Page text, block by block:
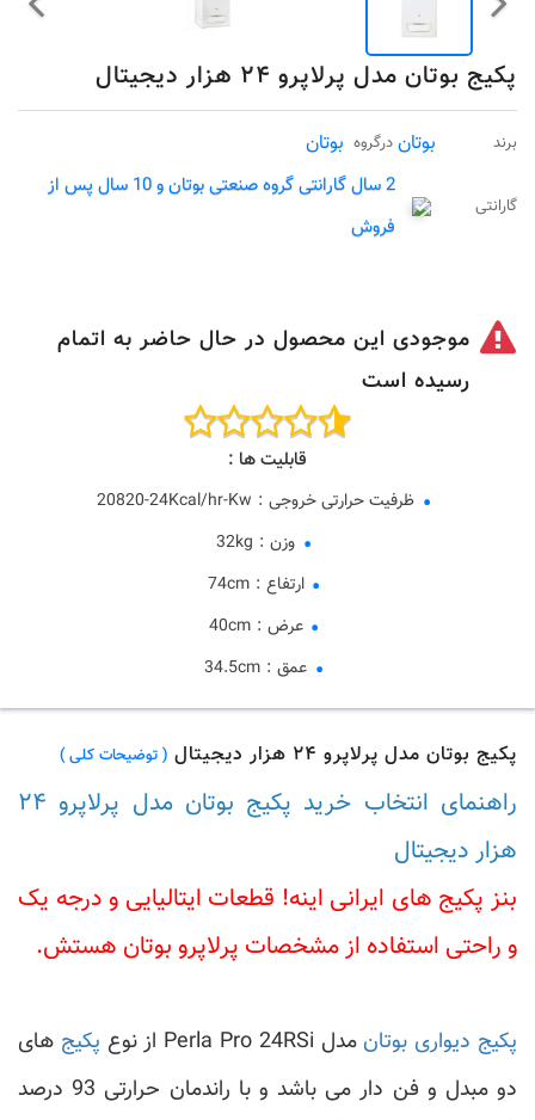
پکیج بوتان مدل پرلاپرو ۲۴ هزار دیجیتال
برند بوتان درگروه بوتان
گارانتی
2 سال گارانتی گروه صنعتی بوتان و 10 سال پس از
فروش
موجودی این محصول در حال حاضر به اتمام
رسیده است
قابلیت ها :
ظرفیت حرارتی خروجی :
20820-24Kcal/hr-Kw
وزن :
32kg
ارتفاع :
74cm
عرض :
40cm
عمق :
34.5cm
پکیج بوتان مدل پرلاپرو ۲۴ هزار دیجیتال ( توضیحات کلی )
راهنمای انتخاب خرید پکیج بوتان مدل پرلاپرو ۲۴
هزار دیجیتال
بنز پکیج های ایرانی اینه! قطعات ایتالیایی و درجه یک
و راحتی استفاده از مشخصات پرلاپرو بوتان هستش.
پکیج دیواری بوتان مدل Perla Pro 24RSi از نوع پکیج های
دو مبدل و فن دار می باشد و با راندمان حرارتی 93 درصد